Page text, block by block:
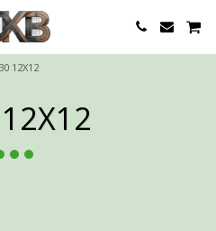
12X12